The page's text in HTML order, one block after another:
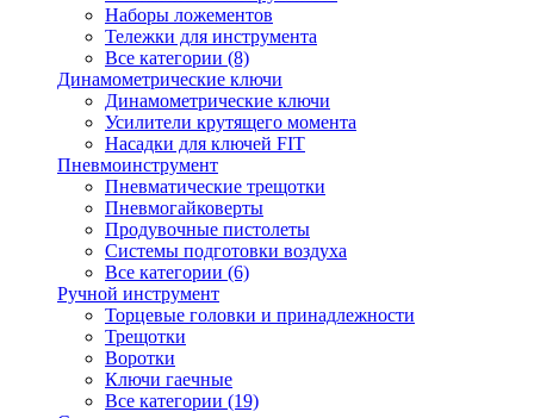
Наборы ложементов
Тележки для инструмента
Все категории (8)
Динамометрические ключи
Динамометрические ключи
Усилители крутящего момента
Насадки для ключей FIT
Пневмоинструмент
Пневматические трещотки
Пневмогайковерты
Продувочные пистолеты
Системы подготовки воздуха
Все категории (6)
Ручной инструмент
Торцевые головки и принадлежности
Трещотки
Воротки
Ключи гаечные
Все категории (19)